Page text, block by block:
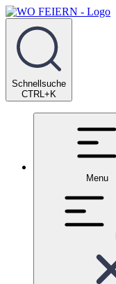
Schnellsuche
CTRL+K
Menu